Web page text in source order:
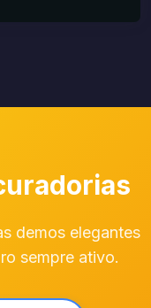
demos elegantes
sempre ativo.